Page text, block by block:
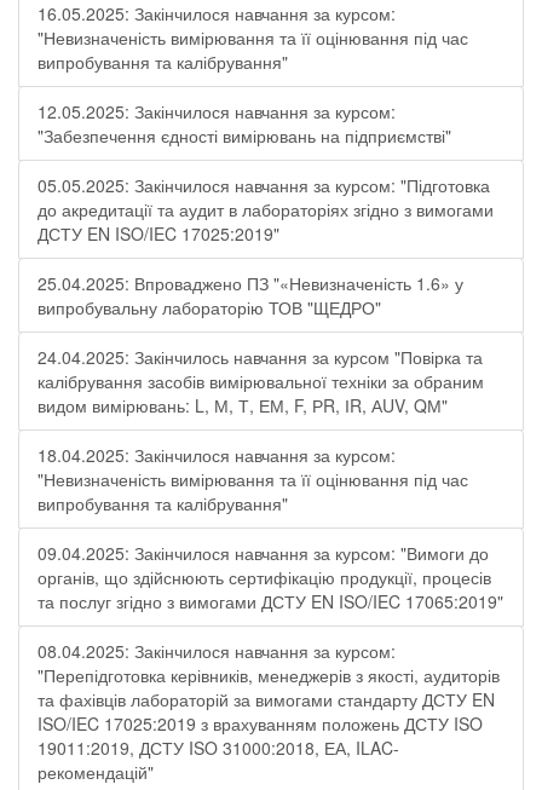
16.05.2025: Закінчилося навчання за курсом:
"Невизначеність вимірювання та її оцінювання під час
випробування та калібрування"
12.05.2025: Закінчилося навчання за курсом:
"Забезпечення єдності вимірювань на підприємстві"
05.05.2025: Закінчилося навчання за курсом: "Підготовка
до акредитації та аудит в лабораторіях згідно з вимогами
ДСТУ EN ISO/IEC 17025:2019"
25.04.2025: Впроваджено ПЗ "«Невизначеність 1.6» у
випробувальну лабораторію ТОВ "ЩЕДРО"
24.04.2025: Закінчилось навчання за курсом "Повірка та
калібрування засобів вимірювальної техніки за обраним
видом вимірювань: L, М, Т, ЕМ, F, РR, ІR, АUV, QМ"
18.04.2025: Закінчилося навчання за курсом:
"Невизначеність вимірювання та її оцінювання під час
випробування та калібрування"
09.04.2025: Закінчилося навчання за курсом: "Вимоги до
органів, що здійснюють сертифікацію продукції, процесів
та послуг згідно з вимогами ДСТУ EN ISO/IEC 17065:2019"
08.04.2025: Закінчилося навчання за курсом:
"Перепідготовка керівників, менеджерів з якості, аудиторів
та фахівців лабораторій за вимогами стандарту ДСТУ EN
ISO/IEC 17025:2019 з врахуванням положень ДСТУ ISO
19011:2019, ДСТУ ISO 31000:2018, ЕА, ILAC-
рекомендацій"